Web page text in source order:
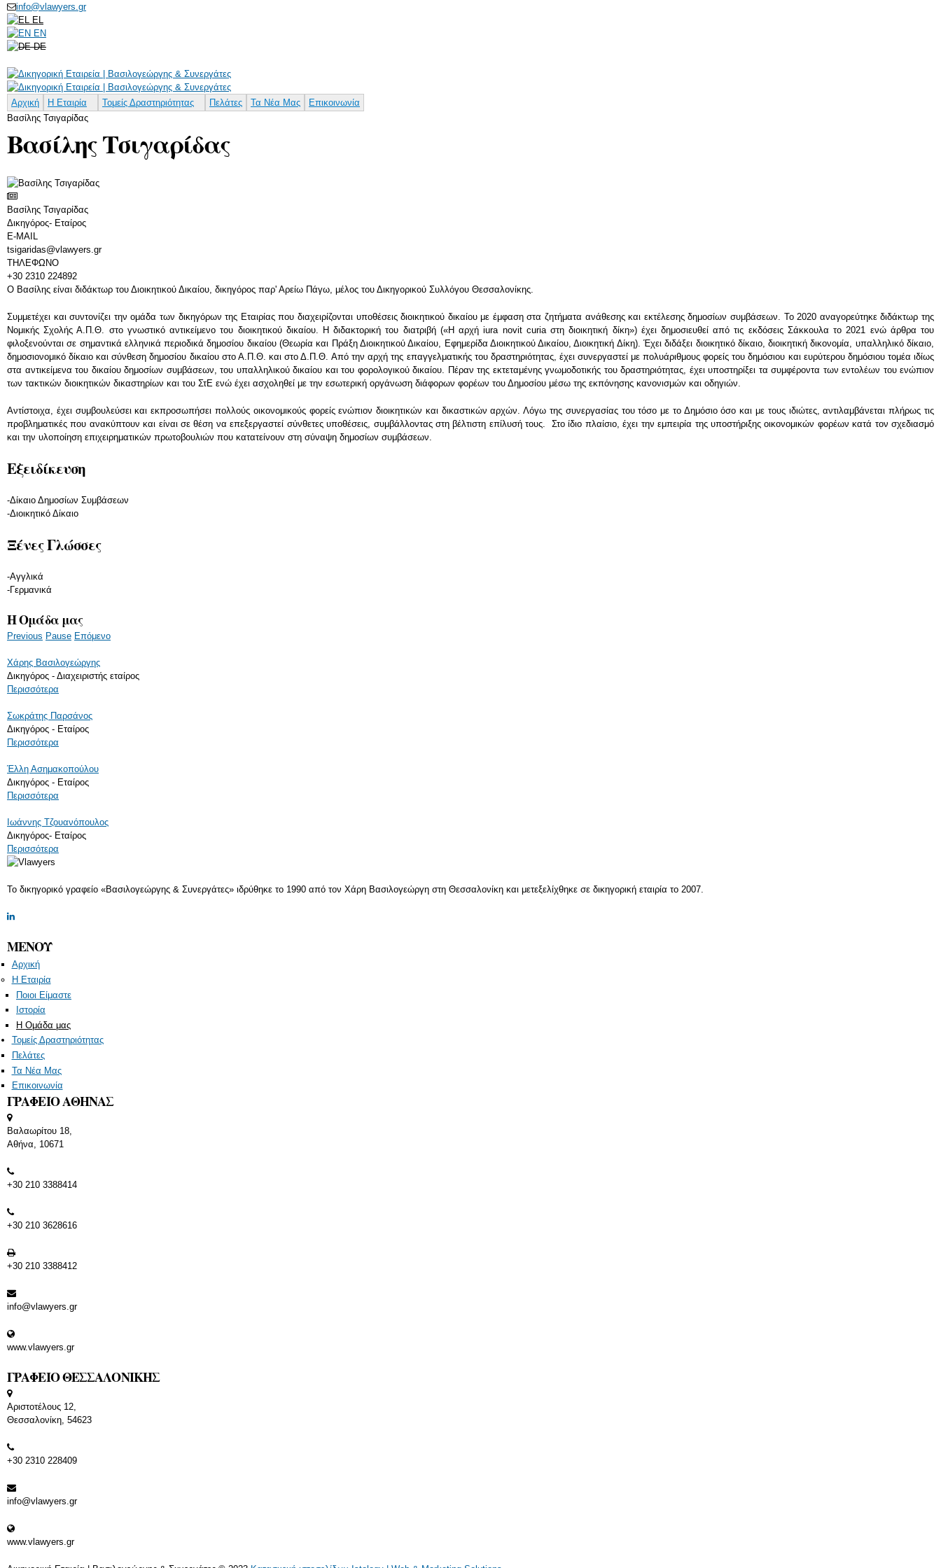
info@vlawyers.gr
EL
EN
DE
Αρχική Η Εταιρία Τομείς Δραστηριότητας Πελάτες Τα Νέα Μας
Επικοινωνία
Βασίλης Τσιγαρίδας
Βασίλης Τσιγαρίδας
Βασίλης Τσιγαρίδας
Δικηγόρος- Εταίρος
E-MAIL
tsigaridas@vlawyers.gr
ΤΗΛΕΦΩΝΟ
+30 2310 224892
Ο Βασίλης είναι διδάκτωρ του Διοικητικού Δικαίου, δικηγόρος παρ' Αρείω Πάγω, μέλος του Δικηγορικού Συλλόγου Θεσσαλονίκης.
Συμμετέχει και συντονίζει την ομάδα των δικηγόρων της Εταιρίας που διαχειρίζονται υποθέσεις διοικητικού δικαίου με έμφαση στα ζητήματα ανάθεσης και εκτέλεσης δημοσίων συμβάσεων. Το 2020 αναγορεύτηκε διδάκτωρ της
Νομικής Σχολής Α.Π.Θ. στο γνωστικό αντικείμενο του διοικητικού δικαίου. Η διδακτορική του διατριβή («H αρχή iura novit curia στη διοικητική δίκη») έχει δημοσιευθεί από τις εκδόσεις Σάκκουλα το 2021 ενώ άρθρα του
φιλοξενούνται σε σημαντικά ελληνικά περιοδικά δημοσίου δικαίου (Θεωρία και Πράξη Διοικητικού Δικαίου, Εφημερίδα Διοικητικού Δικαίου, Διοικητική Δίκη). Έχει διδάξει διοικητικό δίκαιο, διοικητική δικονομία, υπαλληλικό δίκαιο,
δημοσιονομικό δίκαιο και σύνθεση δημοσίου δικαίου στο Α.Π.Θ. και στο Δ.Π.Θ. Από την αρχή της επαγγελματικής του δραστηριότητας, έχει συνεργαστεί με πολυάριθμους φορείς του δημόσιου και ευρύτερου δημόσιου τομέα ιδίως
στα αντικείμενα του δικαίου δημοσίων συμβάσεων, του υπαλληλικού δικαίου και του φορολογικού δικαίου. Πέραν της εκτεταμένης γνωμοδοτικής του δραστηριότητας, έχει υποστηρίξει τα συμφέροντα των εντολέων του ενώπιον
των τακτικών διοικητικών δικαστηρίων και του ΣτΕ ενώ έχει ασχοληθεί με την εσωτερική οργάνωση διάφορων φορέων του Δημοσίου μέσω της εκπόνησης κανονισμών και οδηγιών.
Αντίστοιχα, έχει συμβουλεύσει και εκπροσωπήσει πολλούς οικονομικούς φορείς ενώπιον διοικητικών και δικαστικών αρχών. Λόγω της συνεργασίας του τόσο με το Δημόσιο όσο και με τους ιδιώτες, αντιλαμβάνεται πλήρως τις
προβληματικές που ανακύπτουν και είναι σε θέση να επεξεργαστεί σύνθετες υποθέσεις, συμβάλλοντας στη βέλτιστη επίλυσή τους. Στο ίδιο πλαίσιο, έχει την εμπειρία της υποστήριξης οικονομικών φορέων κατά τον σχεδιασμό
και την υλοποίηση επιχειρηματικών πρωτοβουλιών που κατατείνουν στη σύναψη δημοσίων συμβάσεων.
Εξειδίκευση
-Δίκαιο Δημοσίων Συμβάσεων
-Διοικητικό Δίκαιο
Ξένες Γλώσσες
-Αγγλικά
-Γερμανικά
Η Ομάδα μας
Previous Pause Επόμενο
Χάρης Βασιλογεώργης
Δικηγόρος - Διαχειριστής εταίρος
Περισσότερα
Σωκράτης Παρσάνος
Δικηγόρος - Εταίρος
Περισσότερα
Έλλη Ασημακοπούλου
Δικηγόρος - Εταίρος
Περισσότερα
Ιωάννης Τζουανόπουλος
Δικηγόρος- Εταίρος
Περισσότερα
Το δικηγορικό γραφείο «Βασιλογεώργης & Συνεργάτες» ιδρύθηκε το 1990 από τον Χάρη Βασιλογεώργη στη Θεσσαλονίκη και μετεξελίχθηκε σε δικηγορική εταιρία το 2007.
ΜΕΝΟΥ
Αρχική
Η Εταιρία
Ποιοι Είμαστε
Ιστορία
Η Ομάδα μας
Τομείς Δραστηριότητας
Πελάτες
Τα Νέα Μας
Επικοινωνία
ΓΡΑΦΕΙΟ ΑΘΗΝΑΣ
Βαλαωρίτου 18,
Αθήνα, 10671
+30 210 3388414
+30 210 3628616
+30 210 3388412
info@vlawyers.gr
www.vlawyers.gr
ΓΡΑΦΕΙΟ ΘΕΣΣΑΛΟΝΙΚΗΣ
Αριστοτέλους 12,
Θεσσαλονίκη, 54623
+30 2310 228409
info@vlawyers.gr
www.vlawyers.gr